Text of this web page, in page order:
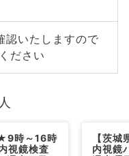
認いたしますので
ださい
時～16時
視鏡検査
【茨
内視鏡